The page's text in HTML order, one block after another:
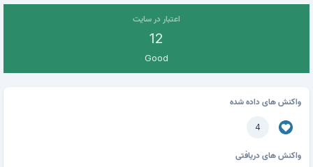
اعتبار در سایت
12
Good
واکنش های داده شده
4
واکنش های دریافتی